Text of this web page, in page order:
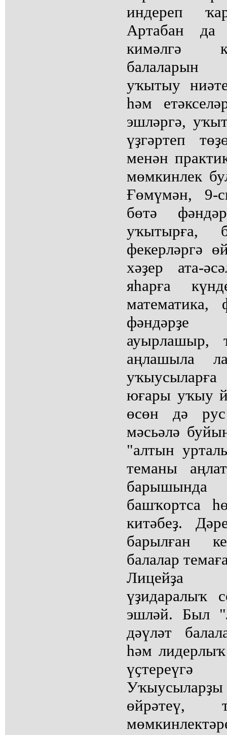
индереп
Артабан да
кимәлгә
уҡытыу
һәм
эшләргә,
үҙгәртеп
менән
мөмкинлек
Ғөмүмән, 9-
бөтә
уҡытырға,
фекерләргә
хәҙер ата-
яһарға
математика,
фәндәрҙе
ауырлашыр,
аңлашыла
юғары уҡыу
өсөн дә
мәсьәлә
"алтын
теманы
барышында
башҡортса
китәбеҙ.
барылған
балалар
Лицейҙа
үҙидаралыҡ
эшләй. Был
дәүләт
һәм
өйрәтеү,